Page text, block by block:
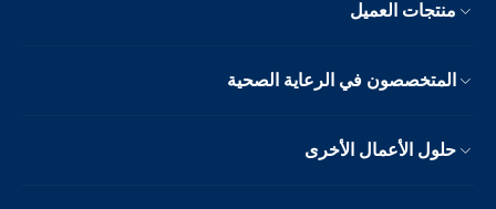
منتجات العميل
المتخصصون في الرعاية الصحية
حلول الأعمال الأخرى